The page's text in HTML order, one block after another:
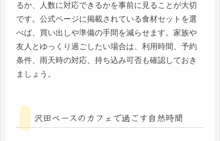
るか、人数に対応できるかを事前に見ることが大切
です。公式ページに掲載されている食材セットを選
べば、買い出しや準備の手間を減らせます。家族や
友人とゆっくり過ごしたい場合は、利用時間、予約
条件、雨天時の対応、持ち込み可否も確認しておき
ましょう。
沢田ベースのカフェで過ごす自然時間